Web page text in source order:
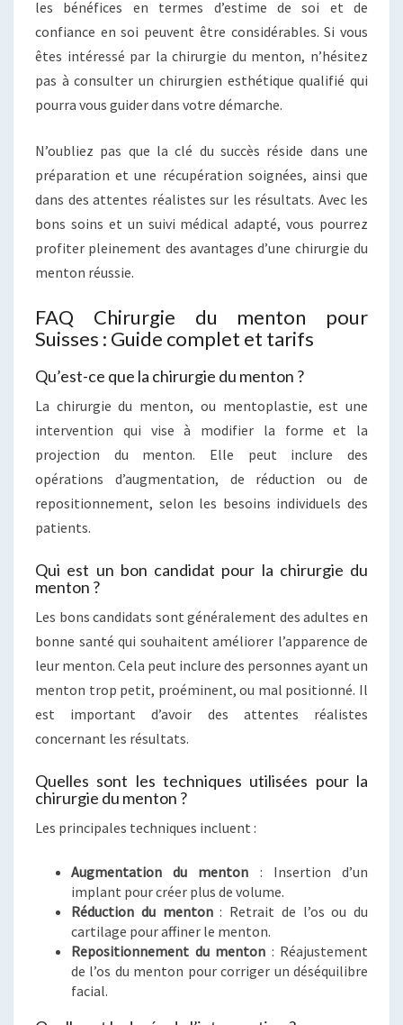
les bénéfices en termes d’estime de soi et de
confiance en soi peuvent être considérables. Si vous
êtes intéressé par la chirurgie du menton, n’hésitez
pas à consulter un chirurgien esthétique qualifié qui
pourra vous guider dans votre démarche.
N’oubliez pas que la clé du succès réside dans une
préparation et une récupération soignées, ainsi que
dans des attentes réalistes sur les résultats. Avec les
bons soins et un suivi médical adapté, vous pourrez
profiter pleinement des avantages d’une chirurgie du
menton réussie.
FAQ Chirurgie du menton pour
Suisses : Guide complet et tarifs
Qu’est-ce que la chirurgie du menton ?
La chirurgie du menton, ou mentoplastie, est une
intervention qui vise à modifier la forme et la
projection du menton. Elle peut inclure des
opérations d’augmentation, de réduction ou de
repositionnement, selon les besoins individuels des
patients.
Qui est un bon candidat pour la chirurgie du
menton ?
Les bons candidats sont généralement des adultes en
bonne santé qui souhaitent améliorer l’apparence de
leur menton. Cela peut inclure des personnes ayant un
menton trop petit, proéminent, ou mal positionné. Il
est important d’avoir des attentes réalistes
concernant les résultats.
Quelles sont les techniques utilisées pour la
chirurgie du menton ?
Les principales techniques incluent :
Augmentation du menton : Insertion d’un
implant pour créer plus de volume.
Réduction du menton: Retrait de l’os ou du
cartilage pour affiner le menton.
Repositionnement du menton : Réajustement
de l’os du menton pour corriger un déséquilibre
facial.